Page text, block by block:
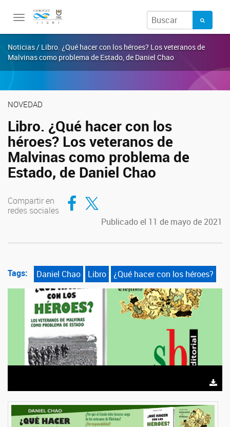
Toggle
Noticias / Libro. ¿Qué hacer con los héroes? Los veteranos de
Malvinas como problema de Estado, de Daniel Chao
NOVEDAD
Libro. ¿Qué hacer con los
héroes? Los veteranos de
Malvinas como problema de
Estado, de Daniel Chao
Compartir en
redes sociales
Compartir en Facebook
Compartir en Twitter
Publicado el 11 de mayo de 2021
Tags: Daniel Chao Libro ¿Qué hacer con los héroes?